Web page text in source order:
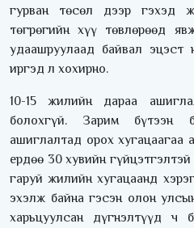
гурван төсөл дээр гэхэд
төгрөгийн хүү төвлөрөөд
удаашруулаад байвал эцэст
иргэд л хохирно.
10-15 жилийн дараа
болохгүй. Зарим бүтээн
ашиглалтад орох хугацаагаа
ердөө 30 хувийн
гаруй жилийн хугацаанд
эхэлж байна гэсэн олон
харьцуулсан дүгнэлтүүд